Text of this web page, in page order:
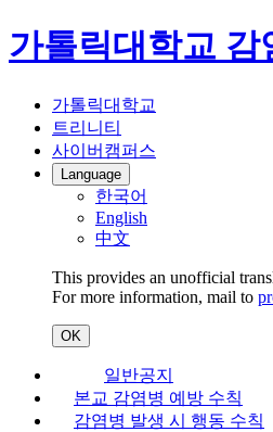
가톨릭대학교 감
가톨릭대학교
트리니티
사이버캠퍼스
Language
한국어
English
中文
This provides an unofficial
For more information, mail to
OK
일반공지
본교 감염병 예방 수칙
감염병 발생 시 행동 수칙